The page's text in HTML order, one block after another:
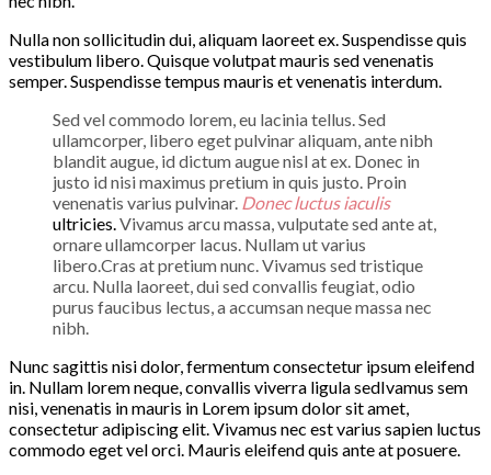
Nulla non sollicitudin dui, aliquam laoreet ex. Suspendisse quis
vestibulum libero. Quisque volutpat mauris sed venenatis
semper. Suspendisse tempus mauris et venenatis interdum.
Sed vel commodo lorem, eu lacinia tellus. Sed
ullamcorper, libero eget pulvinar aliquam, ante nibh
blandit augue, id dictum augue nisl at ex. Donec in
justo id nisi maximus pretium in quis justo. Proin
venenatis varius pulvinar. Donec luctus iaculis
ultricies.Vivamus arcu massa, vulputate sed ante at,
ornare ullamcorper lacus. Nullam ut varius
libero.Cras at pretium nunc. Vivamus sed tristique
arcu. Nulla laoreet, dui sed convallis feugiat, odio
purus faucibus lectus, a accumsan neque massa nec
nibh.
Nunc sagittis nisi dolor, fermentum consectetur ipsum eleifend
in. Nullam lorem neque, convallis viverra ligula sedIvamus sem
nisi, venenatis in mauris in Lorem ipsum dolor sit amet,
consectetur adipiscing elit. Vivamus nec est varius sapien luctus
commodo eget vel orci. Mauris eleifend quis ante at posuere.